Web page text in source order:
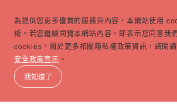
為提供您更多優質的服務與內容，本網站使用
術。若您繼續閱覽本網站內容，即表示您同意我
cookies，關於更多相關隱私權政策資訊，請閱
安全政策宣示 。
我知道了